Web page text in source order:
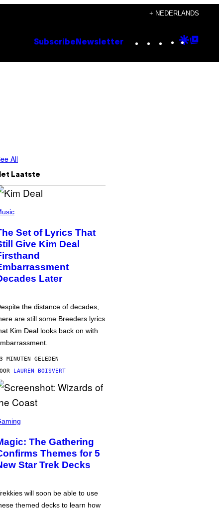
+ NEDERLANDS
Subscribe Newsletter Instagram
TikTok
YouTube
Google
All
Laatste
Set of Lyrics That
Give Kim Deal
Later
the distance of decades,
are still some Breeders lyrics
Kim Deal looks back on with
MINUTEN GELEDEN
LAUREN BOISVERT
The Gathering
Themes for 5
Star Trek Decks
will soon be able to use
themed decks to learn how